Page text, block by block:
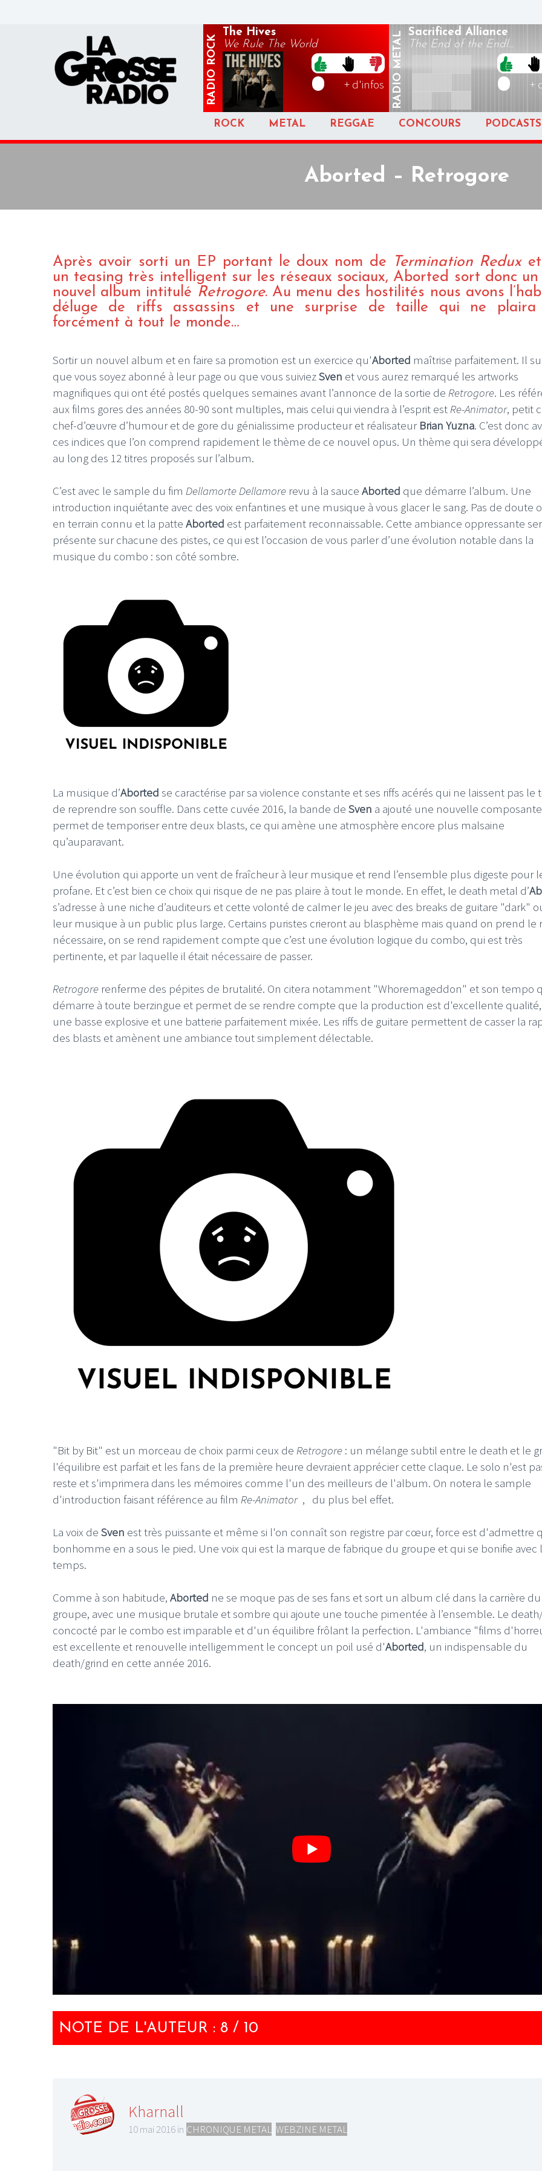
RADIO
ROCK
The Hives
We Rule The World
+ d'infos RADIO
METAL Sacrificed Alliance
The End of the Endl...
+
ROCK METAL REGGAE CONCOURS PODCASTS
Aborted – Retrogore
Après avoir sorti un EP portant le doux nom de Termination Redux
un teasing très intelligent sur les réseaux sociaux, Aborted sort donc
nouvel album intitulé Retrogore. Au menu des hostilités nous avons
déluge de riffs assassins et une surprise de taille qui ne plaira
forcément à tout le monde…
Sortir un nouvel album et en faire sa promotion est un exercice qu'Aborted maîtrise parfaitement. Il
que vous soyez abonné à leur page ou que vous suiviezSven et vous aurez remarqué les artworks
magnifiques qui ont été postés quelques semaines avant l’annonce de la sortie de Retrogore. Les
aux films gores des années 80-90 sont multiples, mais celui qui viendra à l’esprit est Re-Animator, petit
chef-d’œuvre d’humour et de gore du génialissime producteur et réalisateur Brian Yuzna. C’est donc
ces indices que l’on comprend rapidement le thème de ce nouvel opus. Un thème qui sera
au long des 12 titres proposés sur l’album.
C’est avec le sample du fim Dellamorte Dellamore revu à la sauce Aborted que démarre l’album. Une
introduction inquiétante avec des voix enfantines et une musique à vous glacer le sang. Pas de doute
en terrain connu et la patte Aborted est parfaitement reconnaissable. Cette ambiance oppressante
présente sur chacune des pistes, ce qui est l’occasion de vous parler d’une évolution notable dans la
musique du combo : son côté sombre.
La musique d’Aborted se caractérise par sa violence constante et ses riffs acérés qui ne laissent pas le
de reprendre son souffle. Dans cette cuvée 2016, la bande de Sven a ajouté une nouvelle
permet de temporiser entre deux blasts, ce qui amène une atmosphère encore plus malsaine
qu’auparavant.
Une évolution qui apporte un vent de fraîcheur à leur musique et rend l’ensemble plus digeste pour
profane. Et c’est bien ce choix qui risque de ne pas plaire à tout le monde. En effet, le death metal d’
s’adresse à une niche d’auditeurs et cette volonté de calmer le jeu avec des breaks de guitare "dark"
leur musique à un public plus large. Certains puristes crieront au blasphème mais quand on prend le
nécessaire, on se rend rapidement compte que c’est une évolution logique du combo, qui est très
pertinente, et par laquelle il était nécessaire de passer.
Retrogore renferme des pépites de brutalité. On citera notamment "Whoremageddon" et son tempo
démarre à toute berzingue et permet de se rendre compte que la production est d'excellente qualité,
une basse explosive et une batterie parfaitement mixée. Les riffs de guitare permettent de casser la
des blasts et amènent une ambiance tout simplement délectable.
"Bit by Bit" est un morceau de choix parmi ceux de Retrogore : un mélange subtil entre le death et le
l'équilibre est parfait et les fans de la première heure devraient apprécier cette claque. Le solo n'est
reste et s'imprimera dans les mémoires comme l'un des meilleurs de l'album. On notera le sample
d'introduction faisant référence au film Re-Animator , du plus bel effet.
La voix de Sven est très puissante et même si l'on connaît son registre par cœur, force est d'admettre
bonhomme en a sous le pied. Une voix qui est la marque de fabrique du groupe et qui se bonifie avec
temps.
Comme à son habitude, Aborted ne se moque pas de ses fans et sort un album clé dans la carrière du
groupe, avec une musique brutale et sombre qui ajoute une touche pimentée à l’ensemble. Le
concocté par le combo est imparable et d'un équilibre frôlant la perfection. L'ambiance "films
est excellente et renouvelle intelligemment le concept un poil usé d'Aborted, un indispensable du
death/grind en cette année 2016.
NOTE DE L'AUTEUR : 8 / 10
Kharnall
10 mai 2016 in CHRONIQUE METAL WEBZINE METAL
LE GROS RIFFIFI –
Christmas Riffifi 2025 !!!
LE GROS RIFFIFI –
The Covers !!!